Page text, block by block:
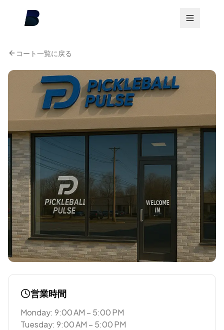
コート一覧に戻る
営業時間
Monday: 9:00 AM – 5:00 PM
Tuesday: 9:00 AM – 5:00 PM